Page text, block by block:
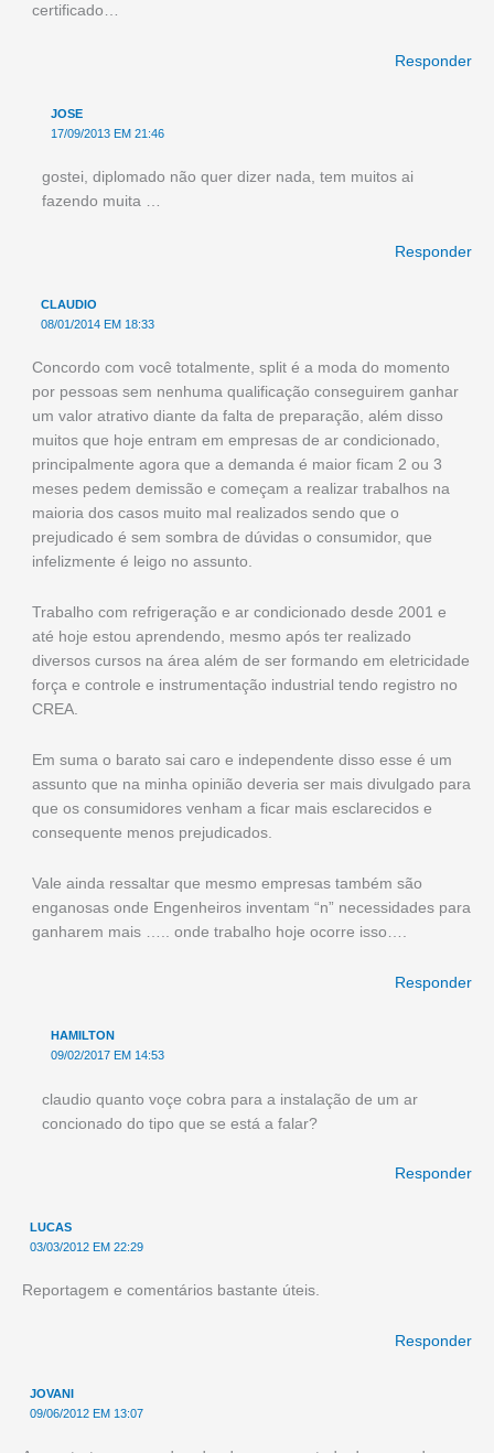
certificado…
Responder
JOSE
17/09/2013 EM 21:46
gostei, diplomado não quer dizer nada, tem muitos ai
fazendo muita …
Responder
CLAUDIO
08/01/2014 EM 18:33
Concordo com você totalmente, split é a moda do momento
por pessoas sem nenhuma qualificação conseguirem ganhar
um valor atrativo diante da falta de preparação, além disso
muitos que hoje entram em empresas de ar condicionado,
principalmente agora que a demanda é maior ficam 2 ou 3
meses pedem demissão e começam a realizar trabalhos na
maioria dos casos muito mal realizados sendo que o
prejudicado é sem sombra de dúvidas o consumidor, que
infelizmente é leigo no assunto.
Trabalho com refrigeração e ar condicionado desde 2001 e
até hoje estou aprendendo, mesmo após ter realizado
diversos cursos na área além de ser formando em eletricidade
força e controle e instrumentação industrial tendo registro no
CREA.
Em suma o barato sai caro e independente disso esse é um
assunto que na minha opinião deveria ser mais divulgado para
que os consumidores venham a ficar mais esclarecidos e
consequente menos prejudicados.
Vale ainda ressaltar que mesmo empresas também são
enganosas onde Engenheiros inventam “n” necessidades para
ganharem mais ….. onde trabalho hoje ocorre isso….
Responder
HAMILTON
09/02/2017 EM 14:53
claudio quanto voçe cobra para a instalação de um ar
concionado do tipo que se está a falar?
Responder
LUCAS
03/03/2012 EM 22:29
Reportagem e comentários bastante úteis.
Responder
JOVANI
09/06/2012 EM 13:07